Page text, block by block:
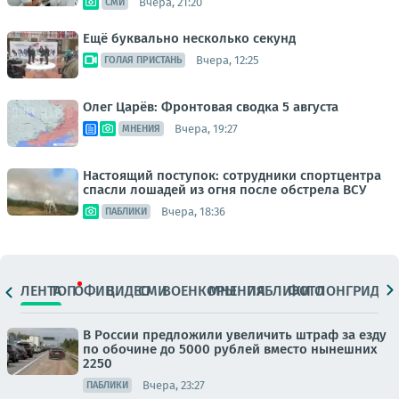
Ещё буквально несколько секунд
ГОЛАЯ ПРИСТАНЬ Вчера, 12:25
Олег Царёв: Фронтовая сводка 5 августа
МНЕНИЯ Вчера, 19:27
Настоящий поступок: сотрудники спортцентра
спасли лошадей из огня после обстрела ВСУ
ПАБЛИКИ Вчера, 18:36
ЛЕНТАТОПОФИЦ.ВИДЕОСМИВОЕНКОРЫМНЕНИЯПАБЛИКИ
ФОТОЛОНГРИДЫ
В России предложили увеличить штраф за езду
по обочине до 5000 рублей вместо нынешних
2250
ПАБЛИКИ Вчера, 23:27